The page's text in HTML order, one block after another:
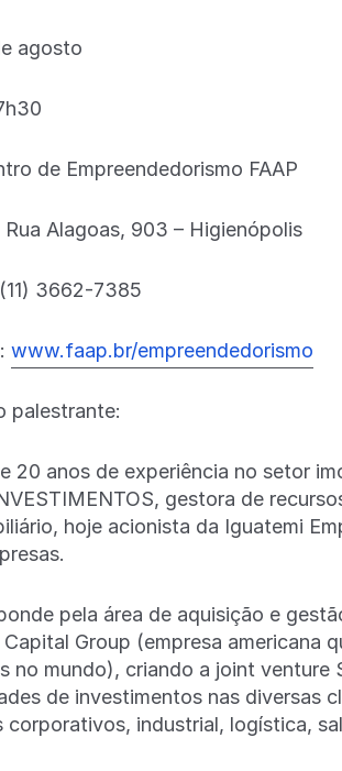
agosto
de Empreendedorismo FAAP
Rua Alagoas, 903 – Higienópolis
3662-7385
www.faap.br/empreendedorismo
palestrante:
20 anos de experiência no setor
gestora de
hoje acionista da Iguatemi
pela área de aquisição e
Group (empresa americana
no mundo), criando a joint
de investimentos nas diversas
corporativos, industrial, logística,